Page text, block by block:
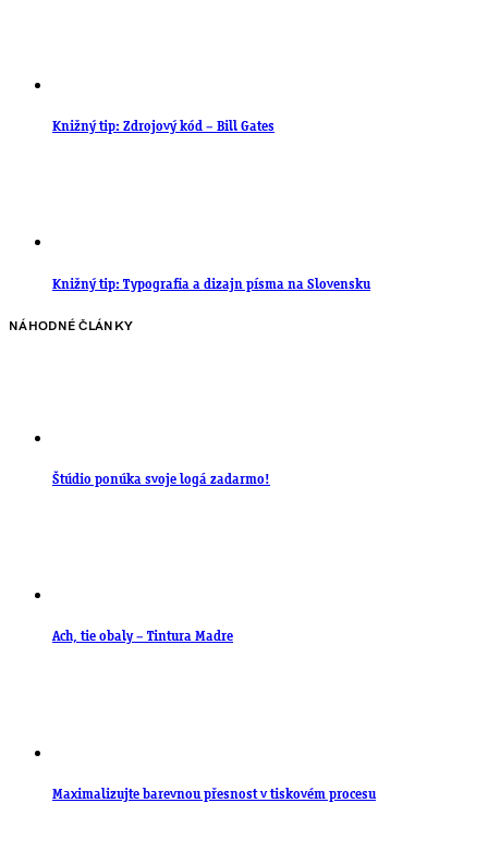
Knižný tip: Zdrojový kód – Bill Gates
Knižný tip: Typografia a dizajn písma na Slovensku
NÁHODNÉ ČLÁNKY
Štúdio ponúka svoje logá zadarmo!
Ach, tie obaly – Tintura Madre
Maximalizujte barevnou přesnost v tiskovém procesu